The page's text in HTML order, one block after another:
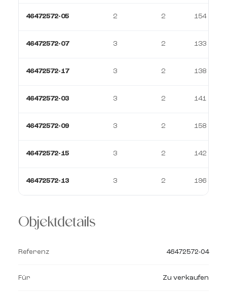
46472572-05 2 2 154 m²
46472572-07 3 2 133 m²
46472572-17 3 2 138 m²
46472572-03 3 2 141 m²
46472572-09 3 2 158 m²
46472572-15 3 2 142 m²
46472572-13 3 2 196 m²
Objektdetails
Referenz 46472572-04
Für Zu verkaufen